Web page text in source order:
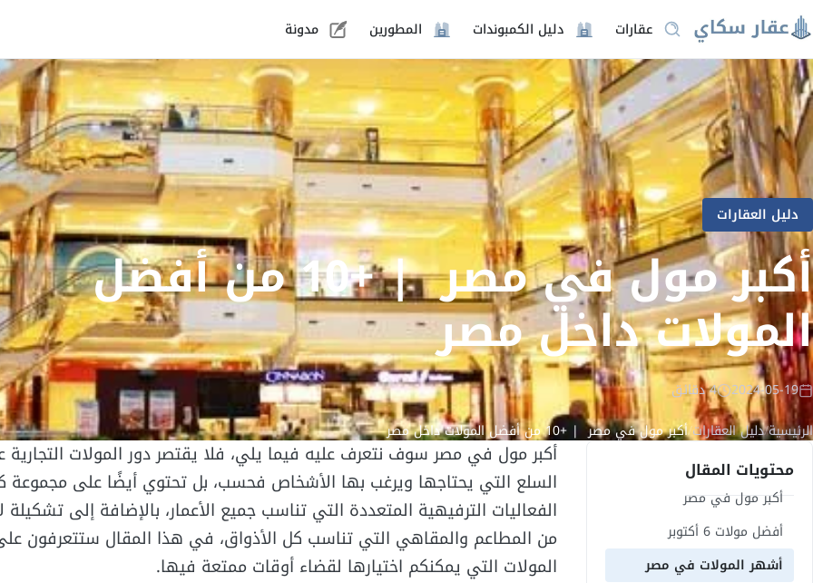
عقارات دليل الكمبوندات المطورين مدونة
دليل العقارات
أكبر مول في مصر | +10 من أفضل
المولات داخل مصر
2024-05-19 4 دقائق
الرئيسية/دليل العقارات/أكبر مول في مصر | +10 من أفضل المولات داخل مصر
محتويات المقال
أكبر مول في مصر
أفضل مولات 6 أكتوبر
أشهر المولات في مصر
أكبر مول في مصر سوف نتعرف عليه فيما يلي، فلا يقتصر دور المولات التجارية
السلع التي يحتاجها ويرغب بها الأشخاص فحسب، بل تحتوي أيضًا على مجموعة
الفعاليات الترفيهية المتعددة التي تناسب جميع الأعمار، بالإضافة إلى
من المطاعم والمقاهي التي تناسب كل الأذواق، في هذا المقال ستتعرفون
المولات التي يمكنكم اختيارها لقضاء أوقات ممتعة فيها.